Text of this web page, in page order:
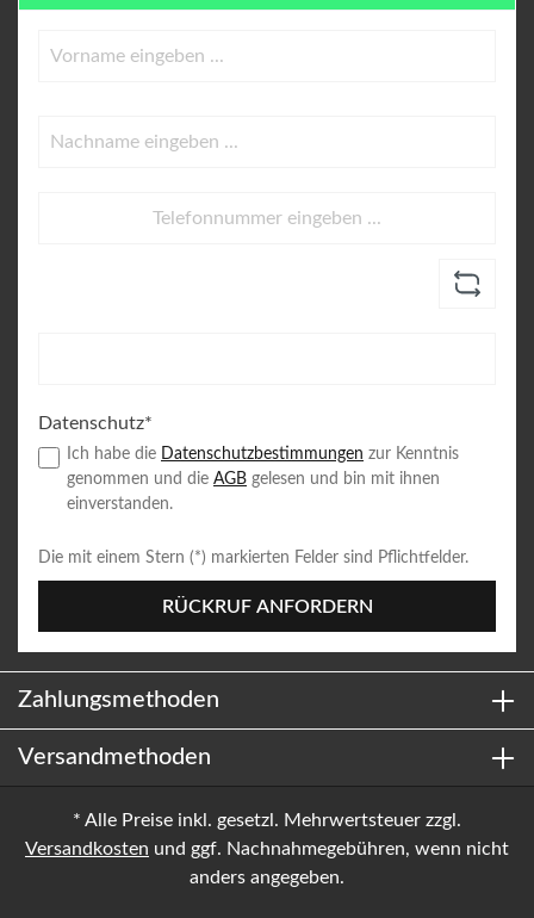
Datenschutz*
Ich habe die Datenschutzbestimmungen zur Kenntnis
genommen und die AGB gelesen und bin mit ihnen
einverstanden.
Die mit einem Stern (*) markierten Felder sind Pflichtfelder.
RÜCKRUF ANFORDERN
Zahlungsmethoden
Versandmethoden
* Alle Preise inkl. gesetzl. Mehrwertsteuer zzgl.
Versandkosten und ggf. Nachnahmegebühren, wenn nicht
anders angegeben.